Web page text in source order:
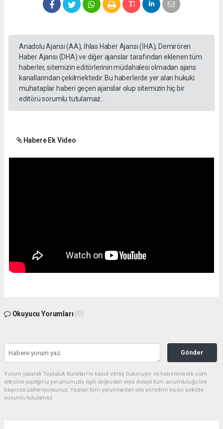
Anadolu Ajansı (AA), İhlas Haber Ajansı (İHA), Demirören
Haber Ajansı (DHA) ve diğer ajanslar tarafından eklenen tüm
haberler, sitemizin editörlerinin müdahalesi olmadan ajans
kanallarından çekilmektedir. Bu haberlerde yer alan hukuki
muhataplar haberi geçen ajanslar olup sitemizin hiç bir
editörü sorumlu tutulamaz...
Habere Ek Video
Okuyucu Yorumları (0)
Gönder
Yorum yazarak Topluluk Kuralları’nı kabul etmiş bulunuyor ve habersiverek.com
sitesine yaptığınız yorumunuzla ilgili doğrudan veya dolaylı tüm sorumluluğu tek
başınıza üstleniyorsunuz. Yazılan tüm yorumlardan site yönetimi hiçbir şekilde
sorumlu tutulamaz.